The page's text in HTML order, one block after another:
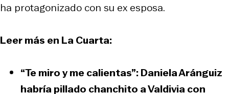
ha protagonizado con su ex esposa.
Leer más en La Cuarta:
“Te miro y me calientas”: Daniela Aránguiz
habría pillado chanchito a Valdivia con